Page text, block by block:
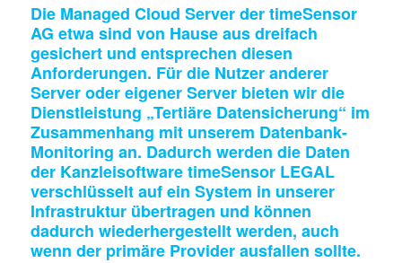
Die Managed Cloud Server der timeSensor
AG etwa sind von Hause aus dreifach
gesichert und entsprechen diesen
Anforderungen. Für die Nutzer anderer
Server oder eigener Server bieten wir die
Dienstleistung „Tertiäre Datensicherung“ im
Zusammenhang mit unserem Datenbank-
Monitoring an. Dadurch werden die Daten
der Kanzleisoftware timeSensor LEGAL
verschlüsselt auf ein System in unserer
Infrastruktur übertragen und können
dadurch wiederhergestellt werden, auch
wenn der primäre Provider ausfallen sollte.